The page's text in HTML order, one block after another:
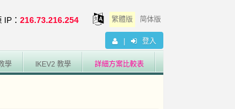
IP ： 216.73.216.254 繁體版 简体版
登入
學 IKEV2 教學 詳細方案比較表